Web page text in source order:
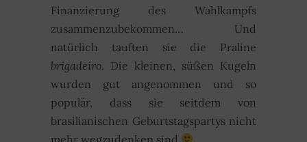
Finanzierung des Wahlkampfs
zusammenzubekommen… Und
natürlich tauften sie die Praline
brigadeiro. Die kleinen, süßen Kugeln
wurden gut angenommen und so
populär, dass sie seitdem von
brasilianischen Geburtstagspartys nicht
mehr wegzudenken sind